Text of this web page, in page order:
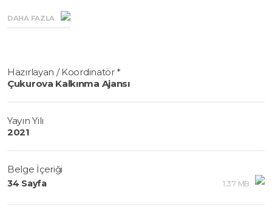
Türkiye ve Adana’daki sektörel mevcut durumu ortaya
koymak üzere hazırlanmıştır.
DAHA FAZLA
Hazırlayan / Koordinatör *
Çukurova Kalkınma Ajansı
Yayın Yılı
2021
Belge İçeriği
34 Sayfa 1.37 MB